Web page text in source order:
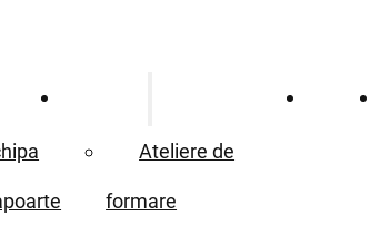
Ateliere de
formare
Proiecte